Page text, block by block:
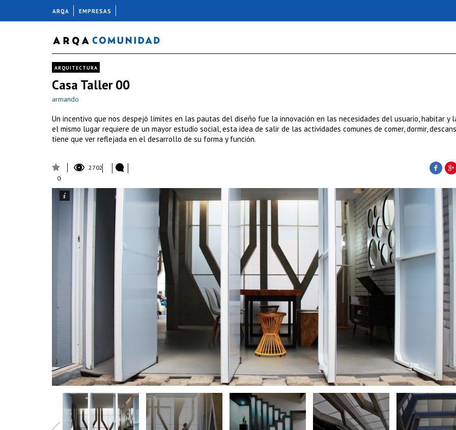
ARQUITECTURA
Casa Taller 00
armando
Un incentivo que nos despejó límites en las pautas del diseño fue la innovación en las necesidades del usuario, habitar y
el mismo lugar requiere de un mayor estudio social, esta idea de salir de las actividades comunes de comer, dormir,
tiene que ver reflejada en el desarrollo de su forma y función.
2702
0
ARQA EMPRESAS